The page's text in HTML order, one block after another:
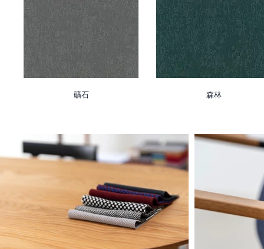
礦石 森林